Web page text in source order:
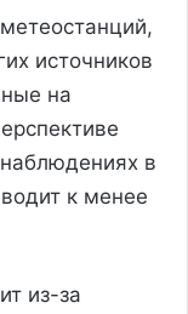
источников
на
в
к менее
из-за